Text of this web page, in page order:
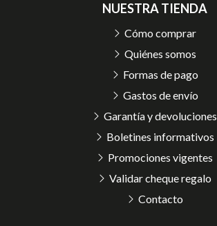
NUESTRA TIENDA
Cómo comprar
Quiénes somos
Formas de pago
Gastos de envío
Garantía y devoluciones
Boletines informativos
Promociones vigentes
Validar cheque regalo
Contacto